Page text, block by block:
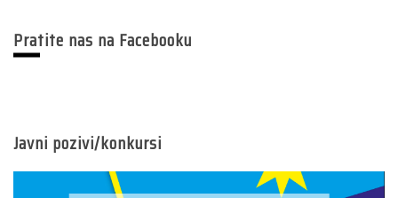
Pratite nas na Facebooku
Javni pozivi/konkursi